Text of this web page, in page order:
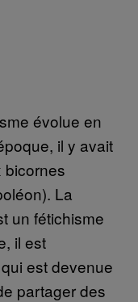
évolue en
il y avait
bicornes
La
un fétichisme
il est
est devenue
partager des